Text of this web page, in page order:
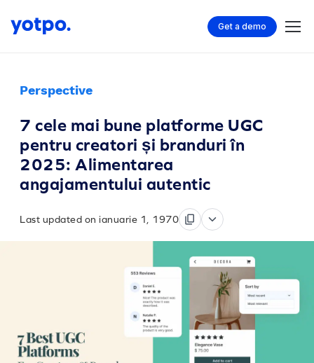
Get a demo
Perspective
7 cele mai bune platforme UGC
pentru creatori și branduri în
2025: Alimentarea
angajamentului autentic
Last updated on ianuarie 1, 1970